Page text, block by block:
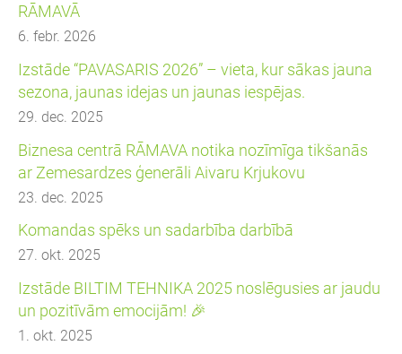
RĀMAVĀ
6. febr. 2026
Izstāde “PAVASARIS 2026” – vieta, kur sākas jauna
sezona, jaunas idejas un jaunas iespējas.
29. dec. 2025
Biznesa centrā RĀMAVA notika nozīmīga tikšanās
ar Zemesardzes ģenerāli Aivaru Krjukovu
23. dec. 2025
Komandas spēks un sadarbība darbībā
27. okt. 2025
Izstāde BILTIM TEHNIKA 2025 noslēgusies ar jaudu
un pozitīvām emocijām! 🎉
1. okt. 2025